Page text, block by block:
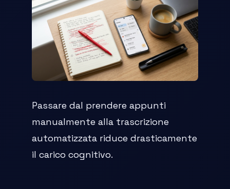
Passare dal prendere appunti
manualmente alla trascrizione
automatizzata riduce drasticamente
il carico cognitivo.